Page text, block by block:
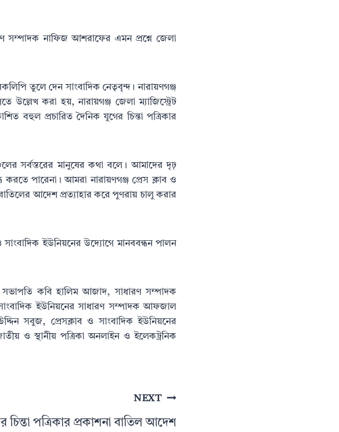
সম্পাদক নাফিজ আশরাফের এমন প্রশ্নে জেলা
তুলে দেন সাংবাদিক নেতৃবৃন্দ। নারায়ণগঞ্জ
উল্লেখ করা হয়, নারায়গঞ্জ জেলা ম্যাজিস্ট্রেট
বহুল প্রচারিত দৈনিক যুগের চিন্তা পত্রিকার
সর্বস্তরের মানুষের কথা বলে। আমাদের দৃঢ়
করতে পারেনা। আমরা নারায়ণগঞ্জ প্রেস ক্লাব ও
আদেশ প্রত্যাহার করে পুণরায় চালু করার
সাংবাদিক ইউনিয়নের উদ্যোগে মানববন্ধন পালন
সভাপতি কবি হালিম আজাদ, সাধারণ সম্পাদক
ইউনিয়নের সাধারণ সম্পাদক আফজাল
সবুজ, প্রেসক্লাব ও সাংবাদিক ইউনিয়নের
ও স্থানীয় পত্রিকা অনলাইন ও ইলেকট্রনিক
NEXT
চিন্তা পত্রিকার প্রকাশনা বাতিল আদেশ